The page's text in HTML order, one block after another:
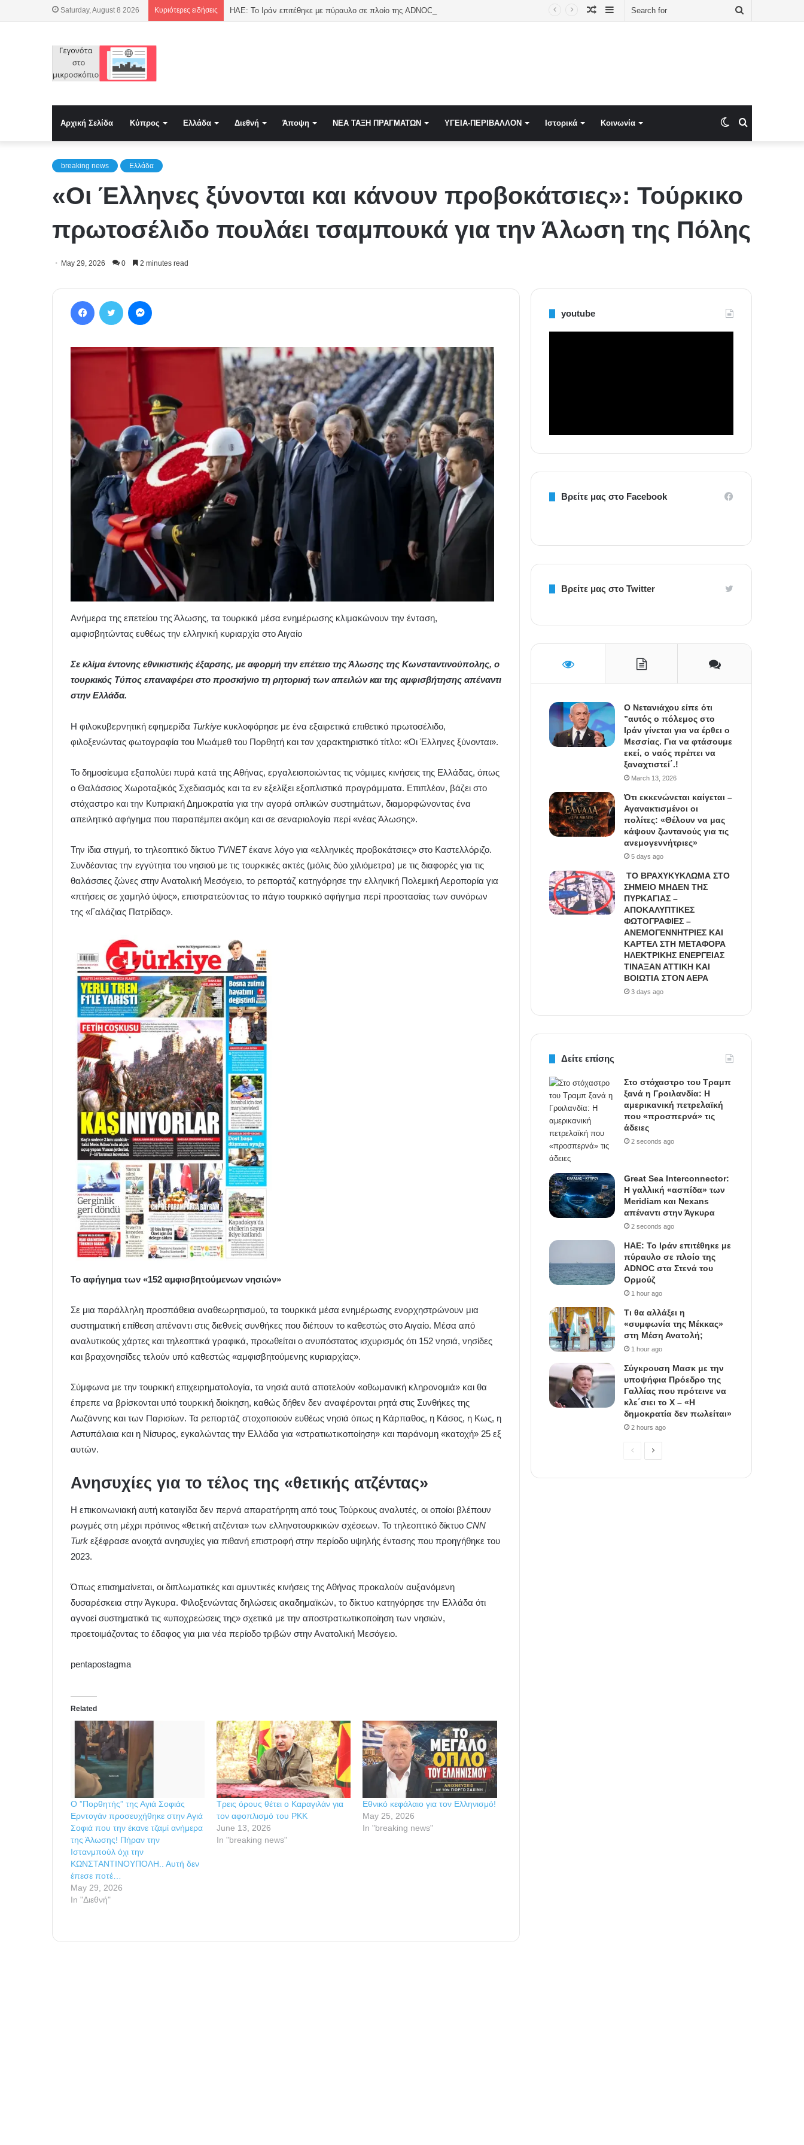
Saturday, August 8 2026 Κυριότερες ειδήσεις ΗΑΕ: Το Ιράν επιτέθηκε με πύραυλο σε πλοίο της ADNOC στα Στενά του Ορμούζ Sidebar
Random
Αρχική Σελίδα Κύπρος Ελλάδα Διεθνή Άποψη NEA TAΞΗ ΠΡΑΓΜΑΤΩΝ ΥΓΕΙΑ-ΠΕΡΙΒΑΛΛΟΝ Ιστορικά Κοινωνία Switch
breaking news Ελλάδα
«Οι Έλληνες ξύνονται και κάνουν προβοκάτσιες»: Τούρκικο
πρωτοσέλιδο πουλάει τσαμπουκά για την Άλωση της Πόλης
May 29, 2026 0 2 minutes read
Facebook Twitter
Ανήμερα της επετείου της Άλωσης, τα τουρκικά μέσα ενημέρωσης κλιμακώνουν την ένταση,
αμφισβητώντας ευθέως την ελληνική κυριαρχία στο Αιγαίο
Σε κλίμα έντονης εθνικιστικής έξαρσης, με αφορμή την επέτειο της Άλωσης της Κωνσταντινούπολης, ο
τουρκικός Τύπος επαναφέρει στο προσκήνιο τη ρητορική των απειλών και της αμφισβήτησης απέναντι
στην Ελλάδα.
Η φιλοκυβερνητική εφημερίδα Turkiye κυκλοφόρησε με ένα εξαιρετικά επιθετικό πρωτοσέλιδο,
φιλοξενώντας φωτογραφία του Μωάμεθ του Πορθητή και τον χαρακτηριστικό τίτλο: «Οι Έλληνες ξύνονται».
Το δημοσίευμα εξαπολύει πυρά κατά της Αθήνας, εργαλειοποιώντας τις νόμιμες κινήσεις της Ελλάδας, όπως
ο Θαλάσσιος Χωροταξικός Σχεδιασμός και τα εν εξελίξει εξοπλιστικά προγράμματα. Επιπλέον, βάζει στο
στόχαστρο και την Κυπριακή Δημοκρατία για την αγορά οπλικών συστημάτων, διαμορφώνοντας ένα
απειλητικό αφήγημα που παραπέμπει ακόμη και σε σεναριολογία περί «νέας Άλωσης».
Την ίδια στιγμή, το τηλεοπτικό δίκτυο TVNETέκανε λόγο για «ελληνικές προβοκάτσιες» στο Καστελλόριζο.
Συνδέοντας την εγγύτητα του νησιού με τις τουρκικές ακτές (μόλις δύο χιλιόμετρα) με τις διαφορές για τις
θαλάσσιες ζώνες στην Ανατολική Μεσόγειο, το ρεπορτάζ κατηγόρησε την ελληνική Πολεμική Αεροπορία για
«πτήσεις σε χαμηλό ύψος», επιστρατεύοντας το πάγιο τουρκικό αφήγημα περί προστασίας των συνόρων
της «Γαλάζιας Πατρίδας».
Το αφήγημα των «152 αμφισβητούμενων νησιών»
Σε μια παράλληλη προσπάθεια αναθεωρητισμού, τα τουρκικά μέσα ενημέρωσης ενορχηστρώνουν μια
συστηματική επίθεση απέναντι στις διεθνείς συνθήκες που διέπουν το καθεστώς στο Αιγαίο. Μέσα από
αναλυτικούς χάρτες και τηλεοπτικά γραφικά, προωθείται ο ανυπόστατος ισχυρισμός ότι 152 νησιά, νησίδες
και βραχονησίδες τελούν υπό καθεστώς «αμφισβητούμενης κυριαρχίας».
Σύμφωνα με την τουρκική επιχειρηματολογία, τα νησιά αυτά αποτελούν «οθωμανική κληρονομιά» και θα
έπρεπε να βρίσκονται υπό τουρκική διοίκηση, καθώς δήθεν δεν αναφέρονται ρητά στις Συνθήκες της
Λωζάννης και των Παρισίων. Τα ρεπορτάζ στοχοποιούν ευθέως νησιά όπως η Κάρπαθος, η Κάσος, η Κως, η
Αστυπάλαια και η Νίσυρος, εγκαλώντας την Ελλάδα για «στρατιωτικοποίηση» και παράνομη «κατοχή» 25 εξ
αυτών.
Ανησυχίες για το τέλος της «θετικής ατζέντας»
Η επικοινωνιακή αυτή καταιγίδα δεν περνά απαρατήρητη από τους Τούρκους αναλυτές, οι οποίοι βλέπουν
ρωγμές στη μέχρι πρότινος «θετική ατζέντα» των ελληνοτουρκικών σχέσεων. Το τηλεοπτικό δίκτυο CNN
Turk εξέφρασε ανοιχτά ανησυχίες για πιθανή επιστροφή στην περίοδο υψηλής έντασης που προηγήθηκε του
2023.
Όπως επισημαίνεται, οι διπλωματικές και αμυντικές κινήσεις της Αθήνας προκαλούν αυξανόμενη
δυσαρέσκεια στην Άγκυρα. Φιλοξενώντας δηλώσεις ακαδημαϊκών, το δίκτυο κατηγόρησε την Ελλάδα ότι
αγνοεί συστηματικά τις «υποχρεώσεις της» σχετικά με την αποστρατιωτικοποίηση των νησιών,
προετοιμάζοντας το έδαφος για μια νέα περίοδο τριβών στην Ανατολική Μεσόγειο.
pentapostagma
Related
Ο ”Πορθητής” της Αγιά Σοφιάς
Ερντογάν προσευχήθηκε στην Αγιά
Σοφιά που την έκανε τζαμί ανήμερα
της Άλωσης! Πήραν την
Ιστανμπούλ όχι την
ΚΩΝΣΤΑΝΤΙΝΟΥΠΟΛΗ.. Αυτή δεν
έπεσε ποτέ…
May 29, 2026
In "Διεθνή"
Τρεις όρους θέτει ο Καραγιλάν για
τον αφοπλισμό του PKK
June 13, 2026
In "breaking news"
Εθνικό κεφάλαιο για τον Ελληνισμό!
May 25, 2026
In "breaking news"
youtube
Βρείτε μας στο Facebook
Βρείτε μας στο Twitter
Ο Νετανιάχου είπε ότι
”αυτός ο πόλεμος στο
Ιράν γίνεται για να έρθει ο
Μεσσίας. Για να φτάσουμε
εκεί, ο ναός πρέπει να
ξαναχτιστεί΄.!
March 13, 2026
Ότι εκκενώνεται καίγεται –
Αγανακτισμένοι οι
πολίτες: «Θέλουν να μας
κάψουν ζωντανούς για τις
ανεμογεννήτριες»
5 days ago
ΤΟ ΒΡΑΧΥΚΥΚΛΩΜΑ ΣΤΟ
ΣΗΜΕΙΟ ΜΗΔΕΝ ΤΗΣ
ΠΥΡΚΑΓΙΑΣ –
ΑΠΟΚΑΛΥΠΤΙΚΕΣ
ΦΩΤΟΓΡΑΦΙΕΣ –
ΑΝΕΜΟΓΕΝΝΗΤΡΙΕΣ ΚΑΙ
ΚΑΡΤΕΛ ΣΤΗ ΜΕΤΑΦΟΡΑ
ΗΛΕΚΤΡΙΚΗΣ ΕΝΕΡΓΕΙΑΣ
ΤΙΝΑΞΑΝ ΑΤΤΙΚΗ ΚΑΙ
ΒΟΙΩΤΙΑ ΣΤΟΝ ΑΕΡΑ
3 days ago
Δείτε επίσης
Στο στόχαστρο του Τραμπ
ξανά η Γροιλανδία: Η
αμερικανική πετρελαϊκή
που «προσπερνά» τις
άδειες
2 seconds ago
Great Sea Interconnector:
Η γαλλική «ασπίδα» των
Meridiam και Nexans
απέναντι στην Άγκυρα
2 seconds ago
ΗΑΕ: Το Ιράν επιτέθηκε με
πύραυλο σε πλοίο της
ADNOC στα Στενά του
Ορμούζ
1 hour ago
Τι θα αλλάξει η
«συμφωνία της Μέκκας»
στη Μέση Ανατολή;
1 hour ago
Σύγκρουση Μασκ με την
υποψήφια Πρόεδρο της
Γαλλίας που πρότεινε να
κλε΄σιει το X – «Η
δημοκρατία δεν πωλείται»
2 hours ago
PreviousNext